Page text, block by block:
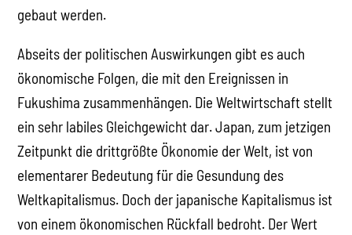
gebaut werden.
Abseits der politischen Auswirkungen gibt es auch
ökonomische Folgen, die mit den Ereignissen in
Fukushima zusammenhängen. Die Weltwirtschaft stellt
ein sehr labiles Gleichgewicht dar. Japan, zum jetzigen
Zeitpunkt die drittgrößte Ökonomie der Welt, ist von
elementarer Bedeutung für die Gesundung des
Weltkapitalismus. Doch der japanische Kapitalismus ist
von einem ökonomischen Rückfall bedroht. Der Wert